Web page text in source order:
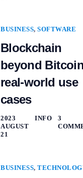
BUSINESS,SOFTWARE
Blockchain
beyond
real-world use
cases
2023
AUGUST
21
INFO
3
BUSINESS,